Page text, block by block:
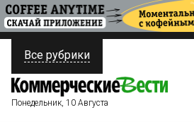
ПОЛИТИКА
ФИНАНСЫ
Все рубрики
Понедельник, 10 Августа